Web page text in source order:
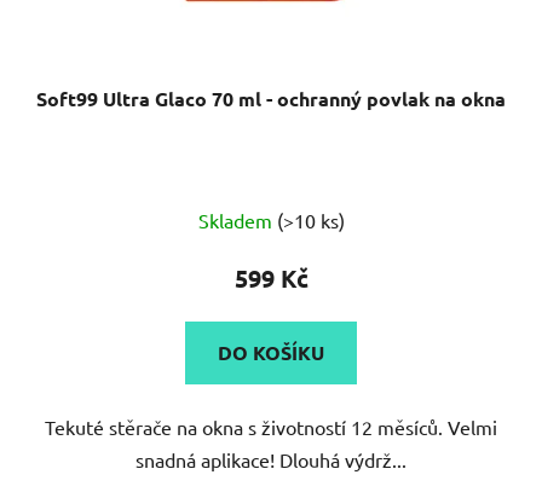
Soft99 Ultra Glaco 70 ml - ochranný povlak na okna
hodnocení
produktu
4,6
z
hvězdiček.
Skladem (>10 ks)
599 Kč
DO KOŠÍKU
Tekuté stěrače na okna s životností 12 měsíců. Velmi
snadná aplikace! Dlouhá výdrž...